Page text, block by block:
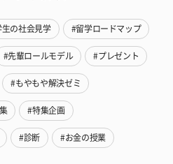
生の社会見学 #留学ロードマップ
#先輩ロールモデル #プレゼント
#もやもや解決ゼミ
#特集企画
#診断 #お金の授業